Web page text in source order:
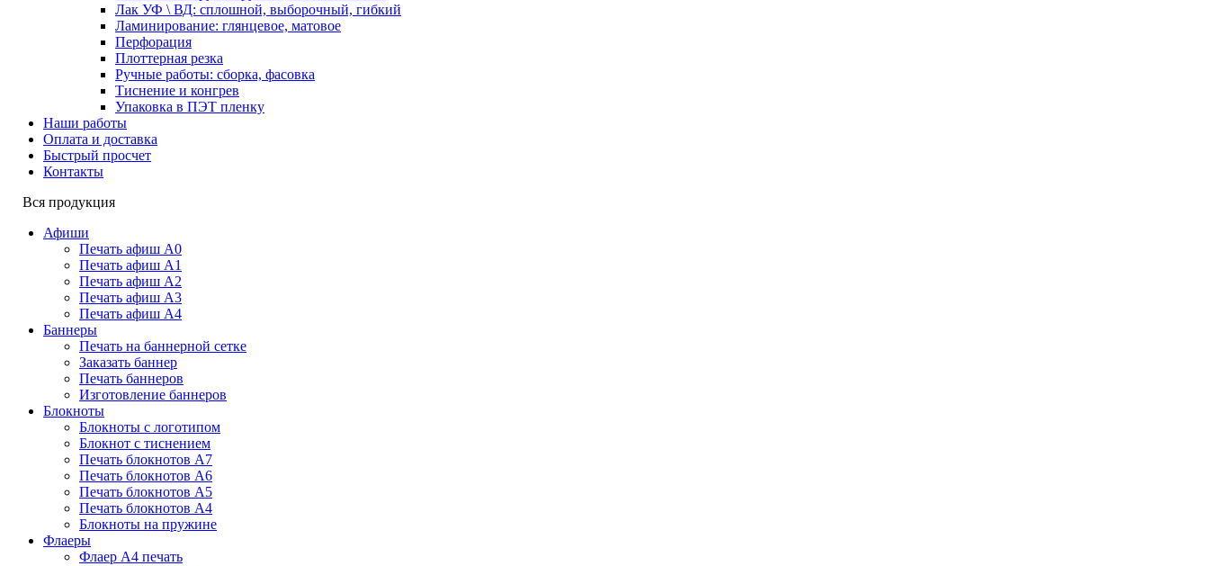
Лак УФ \ ВД: сплошной, выборочный, гибкий
Ламинирование: глянцевое, матовое
Перфорация
Плоттерная резка
Ручные работы: сборка, фасовка
Тиснение и конгрев
Упаковка в ПЭТ пленку
Наши работы
Оплата и доставка
Быстрый просчет
Контакты
Вся продукция
Афиши
Печать афиш А0
Печать афиш А1
Печать афиш А2
Печать афиш А3
Печать афиш А4
Баннеры
Печать на баннерной сетке
Заказать баннер
Печать баннеров
Изготовление баннеров
Блокноты
Блокноты с логотипом
Блокнот с тиснением
Печать блокнотов А7
Печать блокнотов А6
Печать блокнотов А5
Печать блокнотов А4
Блокноты на пружине
Флаеры
Флаер А4 печать